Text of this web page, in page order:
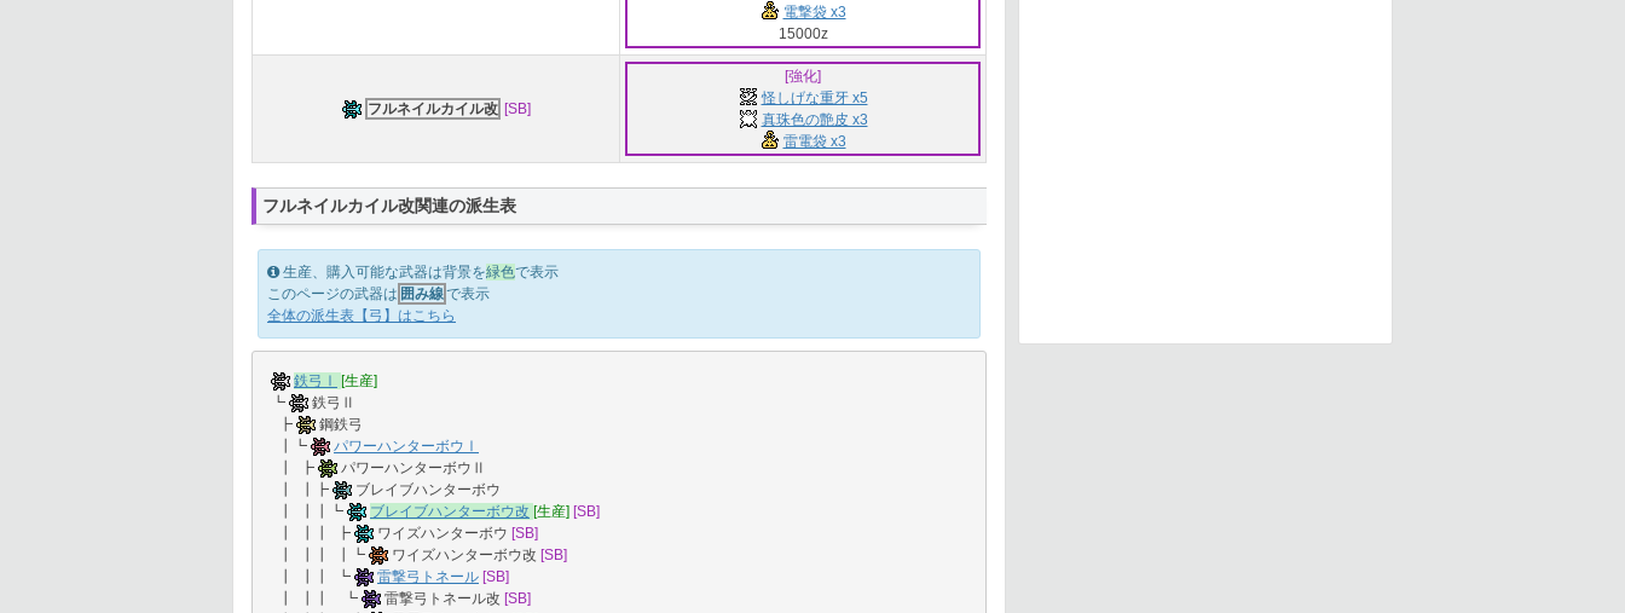
電撃袋 x3
15000z
フルネイルカイル改 [SB]
[強化]
怪しげな重牙 x5
真珠色の艶皮 x3
雷電袋 x3
フルネイルカイル改関連の派生表
生産、購入可能な武器は背景を緑色で表示
このページの武器は 囲み線で表示
全体の派生表【弓】はこちら
鉄弓Ⅰ
[生産]
┗
鉄弓Ⅱ
┣
鋼鉄弓
┃┗
パワーハンターボウⅠ
┃ ┣
パワーハンターボウⅡ
┃ ┃┣
ブレイブハンターボウ
┃ ┃┃┗
ブレイブハンターボウ改 [生産] [SB]
┃ ┃┃ ┣
ワイズハンターボウ [SB]
┃ ┃┃ ┃┗
ワイズハンターボウ改 [SB]
┃ ┃┃ ┗
雷撃弓トネール [SB]
┃ ┃┃ ┗
雷撃弓トネール改 [SB]